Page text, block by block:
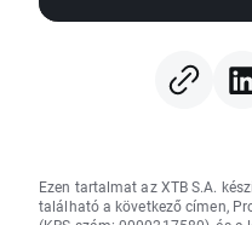
Ezen tartalmat az XTB S.A.
található a következő címen,